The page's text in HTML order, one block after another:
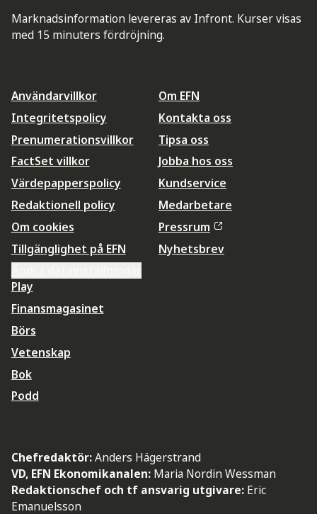
Marknadsinformation levereras av Infront. Kurser visas
med 15 minuters fördröjning.
Användarvillkor
Integritetspolicy
Prenumerationsvillkor
FactSet villkor
Värdepapperspolicy
Redaktionell policy
Om cookies
Tillgänglighet på EFN
Om EFN
Kontakta oss
Tipsa oss
Jobba hos oss
Kundservice
Medarbetare
Pressrum
Nyhetsbrev
Play
Finansmagasinet
Börs
Vetenskap
Bok
Podd
Chefredaktör:Anders Hägerstrand
VD, EFN Ekonomikanalen: Maria Nordin Wessman
Redaktionschef och tf ansvarig utgivare: Eric
Emanuelsson